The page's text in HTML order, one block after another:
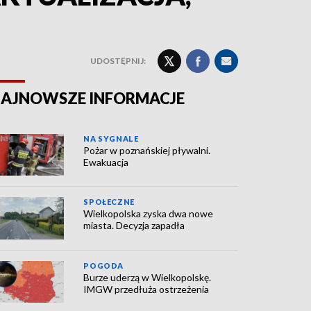
UDOSTĘPNIJ:
INFORMACJE
NA SYGNALE
Pożar w poznańskiej pływalni.
Ewakuacja
SPOŁECZNE
Wielkopolska zyska dwa nowe
miasta. Decyzja zapadła
POGODA
Burze uderzą w Wielkopolskę.
IMGW przedłuża ostrzeżenia